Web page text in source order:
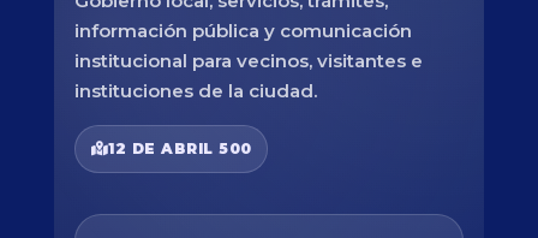
información pública y comunicación
institucional para vecinos, visitantes e
instituciones de la ciudad.
12 DE ABRIL 500